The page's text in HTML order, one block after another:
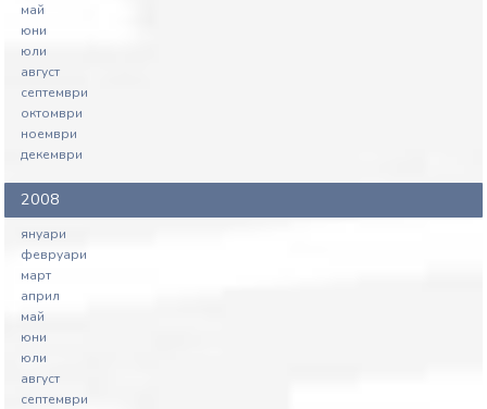
май
юни
юли
август
септември
октомври
ноември
декември
2008
януари
февруари
март
април
май
юни
юли
август
септември